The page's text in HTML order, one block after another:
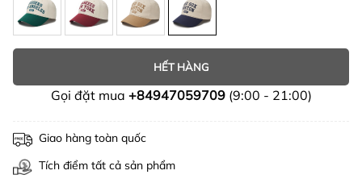
HẾT HÀNG
Gọi đặt mua +84947059709(9:00 - 21:00)
Giao hàng toàn quốc
Tích điểm tất cả sản phẩm